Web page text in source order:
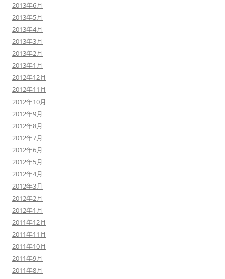
2013年6月
2013年5月
2013年4月
2013年3月
2013年2月
2013年1月
2012年12月
2012年11月
2012年10月
2012年9月
2012年8月
2012年7月
2012年6月
2012年5月
2012年4月
2012年3月
2012年2月
2012年1月
2011年12月
2011年11月
2011年10月
2011年9月
2011年8月